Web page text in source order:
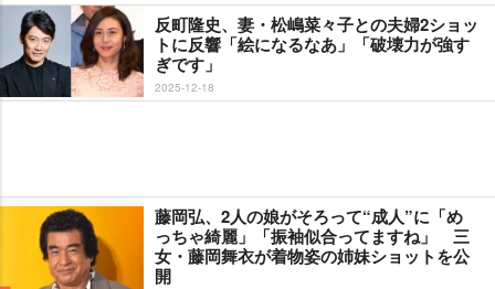
反町隆史、妻・松嶋菜々子との夫婦2ショッ
トに反響「絵になるなあ」「破壊力が強す
ぎです」
2025-12-18
藤岡弘、2人の娘がそろって“成人”に「め
っちゃ綺麗」「振袖似合ってますね」 三
女・藤岡舞衣が着物姿の姉妹ショットを公
開